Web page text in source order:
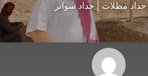
مظلات | حداد سواتر